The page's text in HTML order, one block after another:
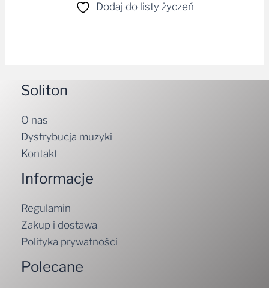
Dodaj do listy życzeń
Soliton
O nas
Dystrybucja muzyki
Kontakt
Informacje
Regulamin
Zakup i dostawa
Polityka prywatności
Polecane